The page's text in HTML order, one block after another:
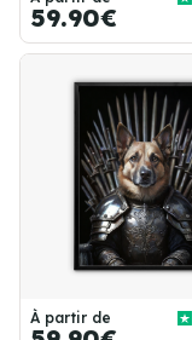
59.90€
À partir de